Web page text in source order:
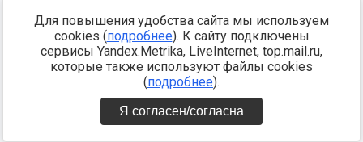
Для повышения удобства сайта мы используем
cookies (подробнее). К сайту подключены
сервисы Yandex.Metrika, LiveInternet, top.mail.ru,
которые также используют файлы cookies
(подробнее).
Я согласен/согласна